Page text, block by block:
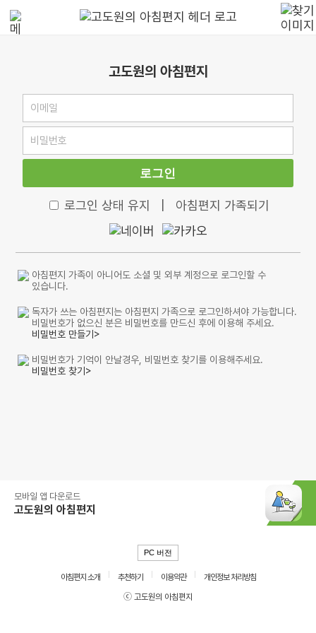
고도원의 아침편지
로그인
로그인 상태 유지 아침편지 가족되기
아침편지 가족이 아니어도 소셜 및 외부 계정으로 로그인할 수
있습니다.
독자가 쓰는 아침편지는 아침편지 가족으로 로그인하셔야 가능합니다.
비밀번호가 없으신 분은 비밀번호를 만드신 후에 이용해 주세요.
비밀번호 만들기>
비밀번호가 기억이 안날경우, 비밀번호 찾기를 이용해주세요.
비밀번호 찾기>
모바일 앱 다운로드
고도원의 아침편지
PC 버전
아침편지 소개 추천하기 이용약관
개인정보 처리방침
ⓒ 고도원의 아침편지